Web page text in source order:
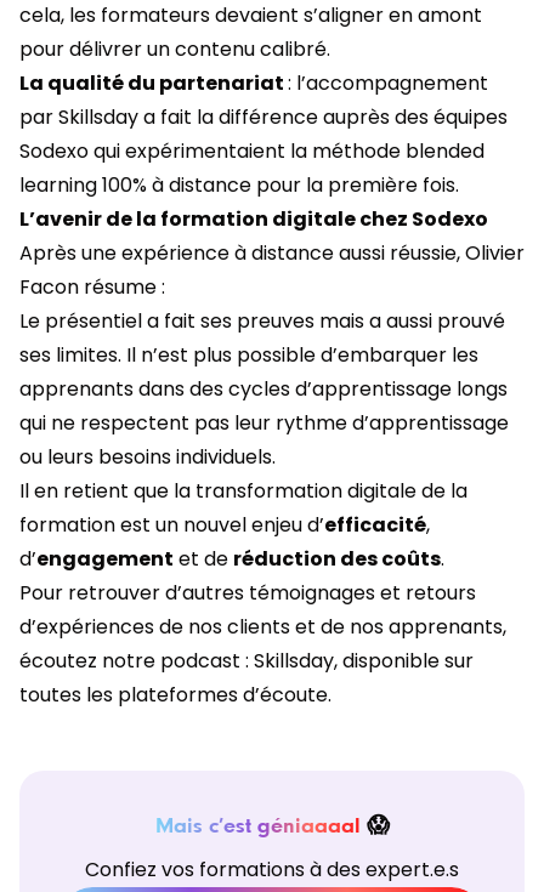
cela, les formateurs devaient s’aligner en amont
pour délivrer un contenu calibré.
La qualité du partenariat: l’accompagnement
par Skillsday a fait la différence auprès des équipes
Sodexo qui expérimentaient la méthode blended
learning 100% à distance pour la première fois.
L’avenir de la formation digitale chez Sodexo
Après une expérience à distance aussi réussie, Olivier
Facon résume :
Le présentiel a fait ses preuves mais a aussi prouvé
ses limites. Il n’est plus possible d’embarquer les
apprenants dans des cycles d’apprentissage longs
qui ne respectent pas leur rythme d’apprentissage
ou leurs besoins individuels.
Il en retient que la transformation digitale de la
formation est un nouvel enjeu d’efficacité,
d’engagement et de réduction des coûts.
Pour retrouver d’autres témoignages et retours
d’expériences de nos clients et de nos apprenants,
écoutez notre podcast : Skillsday, disponible sur
toutes les plateformes d’écoute.
Mais c’est géniaaaal 😱
Confiez vos formations à des expert.e.s